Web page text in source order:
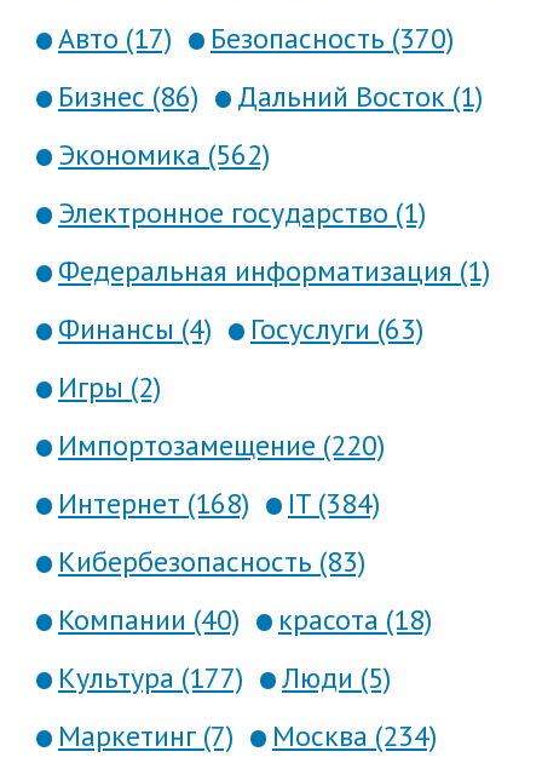
Авто (17)
Безопасность (370)
Бизнес (86)
Дальний Восток (1)
Экономика (562)
Электронное государство (1)
Федеральная информатизация (1)
Финансы (4)
Госуслуги (63)
Игры (2)
Импортозамещение (220)
Интернет (168)
IT (384)
Кибербезопасность (83)
Компании (40)
красота (18)
Культура (177)
Люди (5)
Маркетинг (7)
Москва (234)